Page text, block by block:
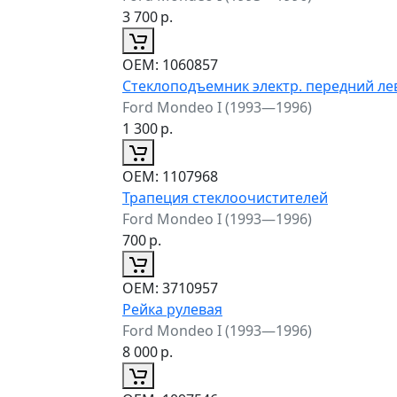
3 700р.
ОЕМ: 1060857
Стеклоподъемник электр. передний
Ford Mondeo I (1993—1996)
1 300р.
ОЕМ: 1107968
Трапеция стеклоочистителей
Ford Mondeo I (1993—1996)
700р.
ОЕМ: 3710957
Рейка рулевая
Ford Mondeo I (1993—1996)
8 000р.